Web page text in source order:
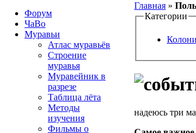
Главная »
Категории
надеюсь три
Форум
ЧаВо
Муравьи
Атлас муравьёв
Строение
муравья
Муравейник в
разрезе
Таблица лёта
Методы
изучения
Фильмы о